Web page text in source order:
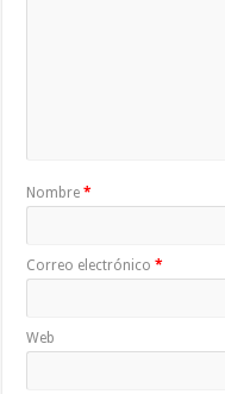
Nombre*
Correo electrónico*
Web